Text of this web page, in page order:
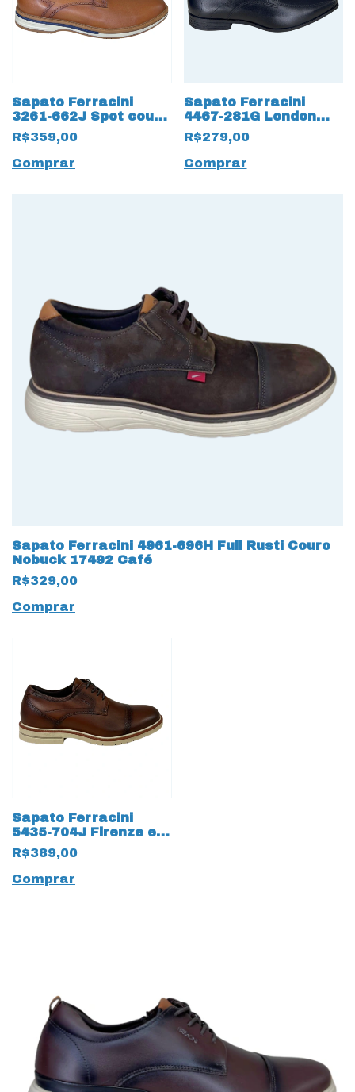
Sapato Ferracini
3261-662J Spot couro
natural 17524 Firenze
R$359,00
Comprar
Sapato Ferracini
4467-281G London
Couro Natural 17493
Preto
R$279,00
Comprar
Sapato Ferracini 4961-696H Full Rusti Couro
Nobuck 17492 Café
R$329,00
Comprar
Sapato Ferracini
5435-704J Firenze em
Couro Natural 18414
Conhaque
R$389,00
Comprar